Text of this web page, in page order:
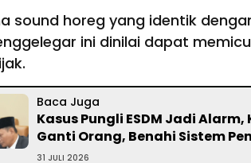
sound horeg yang identik
ini dinilai dapat
Baca Juga
Kasus Pungli ESDM Jadi
Ganti Orang, Benahi Sistem
31 JULI 2026